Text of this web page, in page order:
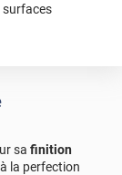
surfaces
sa finition
la perfection